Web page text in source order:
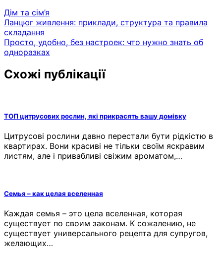
Дім та сім’я
Навігація
записів
Ланцюг живлення: приклади, структура та правила
складання
Просто, удобно, без настроек: что нужно знать об
одноразках
Схожі публікації
ТОП цитрусових рослин, які прикрасять вашу домівку
Цитрусові рослини давно перестали бути рідкістю в
квартирах. Вони красиві не тільки своїм яскравим
листям, але і привабливі свіжим ароматом,…
Семья – как целая вселенная
Каждая семья – это цела вселенная, которая
существует по своим законам. К сожалению, не
существует универсального рецепта для супругов,
желающих…